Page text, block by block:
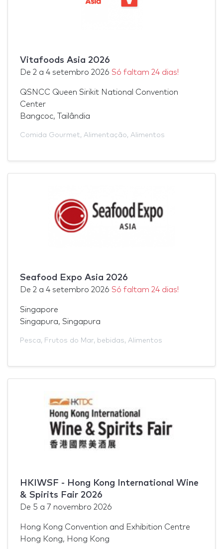
Vitafoods Asia 2026
De 2 a 4 setembro 2026 Só faltam 24 dias!
QSNCC Queen Sirikit National Convention
Center
Bangcoc, Tailândia
Comida Gourmet, Alimentação, Alimentos
Seafood Expo Asia 2026
De 2 a 4 setembro 2026 Só faltam 24 dias!
Singapore
Singapura, Singapura
Pesca, Frutos do Mar, bebidas, Alimentos
HKIWSF - Hong Kong International Wine
& Spirits Fair 2026
De 5 a 7 novembro 2026
Hong Kong Convention and Exhibition Centre
Hong Kong, Hong Kong